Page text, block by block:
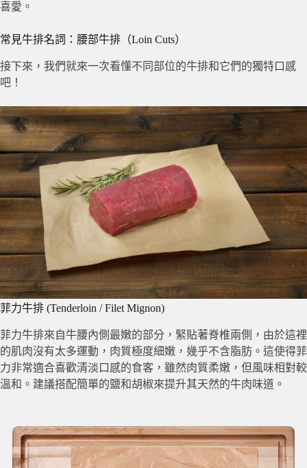
喜愛。
常見牛排名詞：腰部牛排（Loin Cuts）
接下來，我們就來一次看懂不同部位的牛排和它們的獨特口感
吧！
菲力牛排 (Tenderloin / Filet Mignon)
菲力牛排來自牛腰內側最嫩的部分，緊貼著脊椎兩側，由於這裡
的肌肉沒有太多運動，肉質極度細嫩，幾乎不含脂肪。這使得菲
力非常適合喜歡清淡口感的食客，雖然肉質柔嫩，但風味相對較
溫和。建議搭配簡單的鹽和胡椒來提升其天然的牛肉味道。